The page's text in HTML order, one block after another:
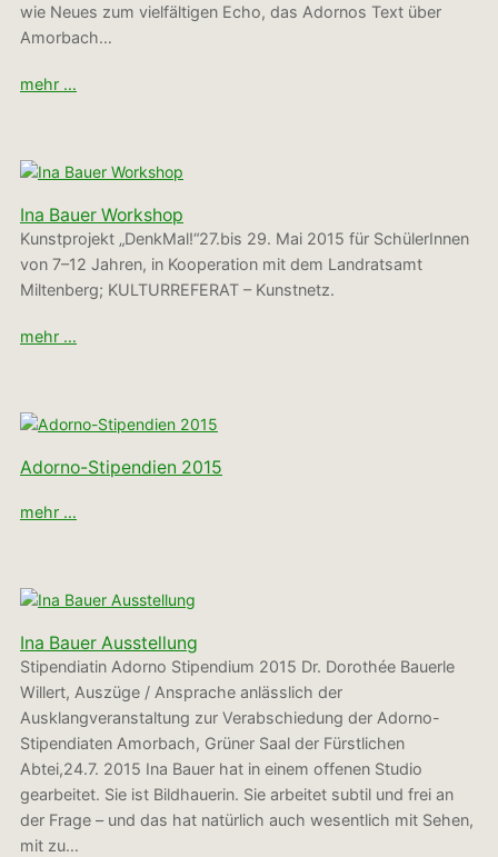
wie Neues zum vielfältigen Echo, das Adornos Text über
Amorbach…
mehr …
Ina Bauer Workshop
Kunstprojekt „DenkMal!“27.bis 29. Mai 2015 für SchülerInnen
von 7–12 Jahren, in Kooperation mit dem Landratsamt
Miltenberg; KULTURREFERAT – Kunstnetz.
mehr …
Adorno-Stipendien 2015
mehr …
Ina Bauer Ausstellung
Stipendiatin Adorno Stipendium 2015 Dr. Dorothée Bauerle
Willert, Auszüge / Ansprache anlässlich der
Ausklangveranstaltung zur Verabschiedung der Adorno-
Stipendiaten Amorbach, Grüner Saal der Fürstlichen
Abtei,24.7. 2015 Ina Bauer hat in einem offenen Studio
gearbeitet. Sie ist Bildhauerin. Sie arbeitet subtil und frei an
der Frage – und das hat natürlich auch wesentlich mit Sehen,
mit zu…